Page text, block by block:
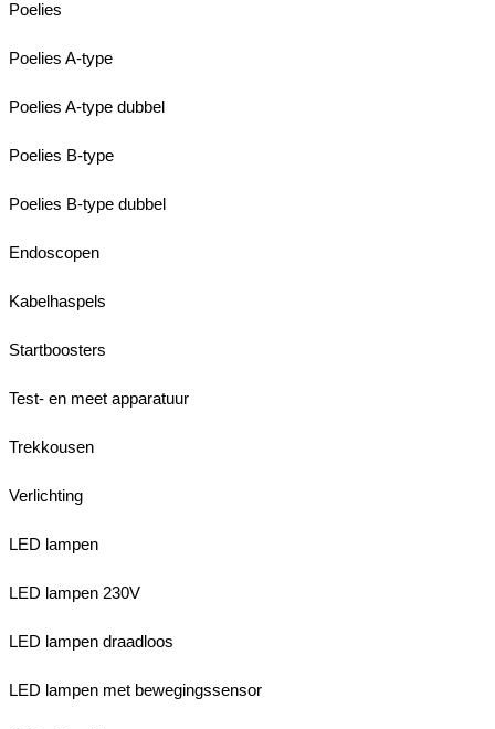
Poelies
Poelies A-type
Poelies A-type dubbel
Poelies B-type
Poelies B-type dubbel
Endoscopen
Kabelhaspels
Startboosters
Test- en meet apparatuur
Trekkousen
Verlichting
LED lampen
LED lampen 230V
LED lampen draadloos
LED lampen met bewegingssensor